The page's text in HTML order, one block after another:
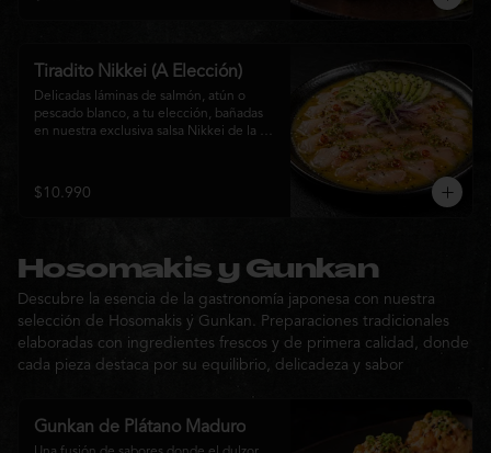
Tiradito Nikkei (A Elección)
Delicadas láminas de salmón, atún o
pescado blanco, a tu elección, bañadas
en nuestra exclusiva salsa Nikkei de la
palta, cebolla morada, ají fresco, brotes y
sésamo, ofreciendo una experiencia
$10.990
Hosomakis y Gunkan
Descubre la esencia de la gastronomía japonesa con nuestra
selección de Hosomakis y Gunkan. Preparaciones tradicionales
elaboradas con ingredientes frescos y de primera calidad, donde
cada pieza destaca por su equilibrio, delicadeza y sabor
Gunkan de Plátano Maduro